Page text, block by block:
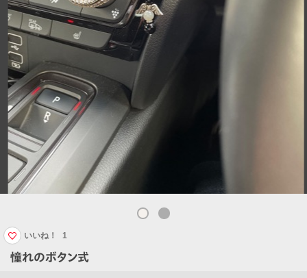
憧れのボタン式
いいね！ 1